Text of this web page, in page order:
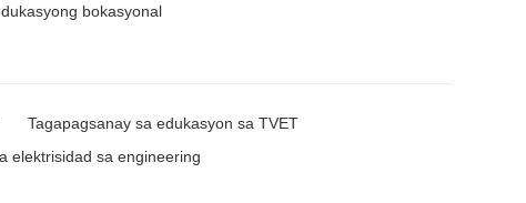
bokasyonal
Tagapagsanay sa edukasyon sa TVET
elektrisidad sa engineering